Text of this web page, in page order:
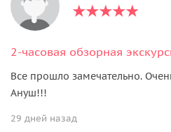
2-часовая обзорная
Все прошло замечательно.
Ануш!!!
29 дней назад